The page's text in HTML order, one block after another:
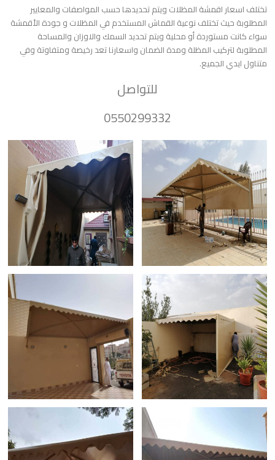
تختلف اسعار اقمشة المظلات ويتم تحديدها حسب المواصفات والمعايير
المطلوبة حيث تختلف نوعية القماش المستخدم في المظلات و جودة الأقمشة
سواء كانت مستوردة أو محلية ويتم تحديد السمك والاوزان والمساحة
المطلوبة لتركيب المظلة ومدة الضمان واسعارنا تعد رخيصة ومتفاوتة وفي
متناول ايدي الجميع.
للتواصل
0550299332